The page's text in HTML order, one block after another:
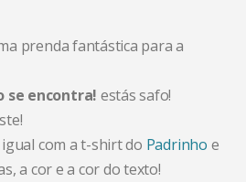
prenda fantástica para a
se encontra! estás safo!
com a t-shirt do Padrinho e
a cor e a cor do texto!